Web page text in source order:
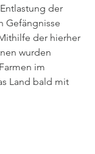
der
Gefängnisse
der hierher
wurden
im
Land bald mit